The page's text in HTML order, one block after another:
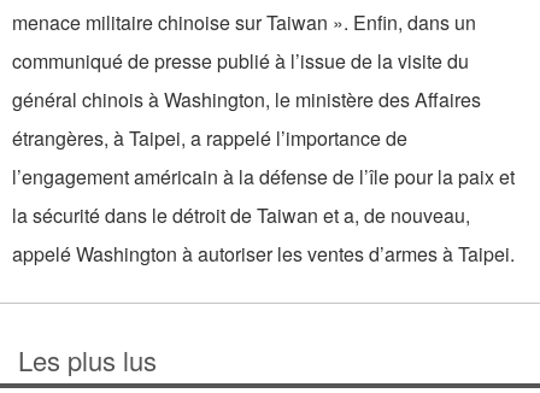
menace militaire chinoise sur Taiwan ». Enfin, dans un
communiqué de presse publié à l’issue de la visite du
général chinois à Washington, le ministère des Affaires
étrangères, à Taipei, a rappelé l’importance de
l’engagement américain à la défense de l’île pour la paix et
la sécurité dans le détroit de Taiwan et a, de nouveau,
appelé Washington à autoriser les ventes d’armes à Taipei.
Les plus lus